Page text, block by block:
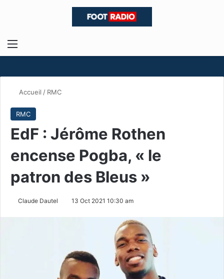
Menu
Accueil / RMC
RMC
EdF : Jérôme Rothen
encense Pogba, « le
patron des Bleus »
Claude Dautel 13 Oct 2021 10:30 am